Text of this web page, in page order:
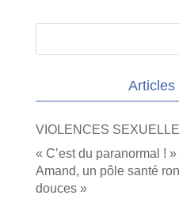
Articles
VIOLENCES
« C’est du paranormal !
Amand, un pôle santé
douces »